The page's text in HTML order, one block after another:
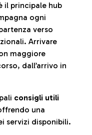
il principale hub
ogni
verso
Arrivare
maggiore
dall’arrivo in
consigli utili
una
servizi disponibili.